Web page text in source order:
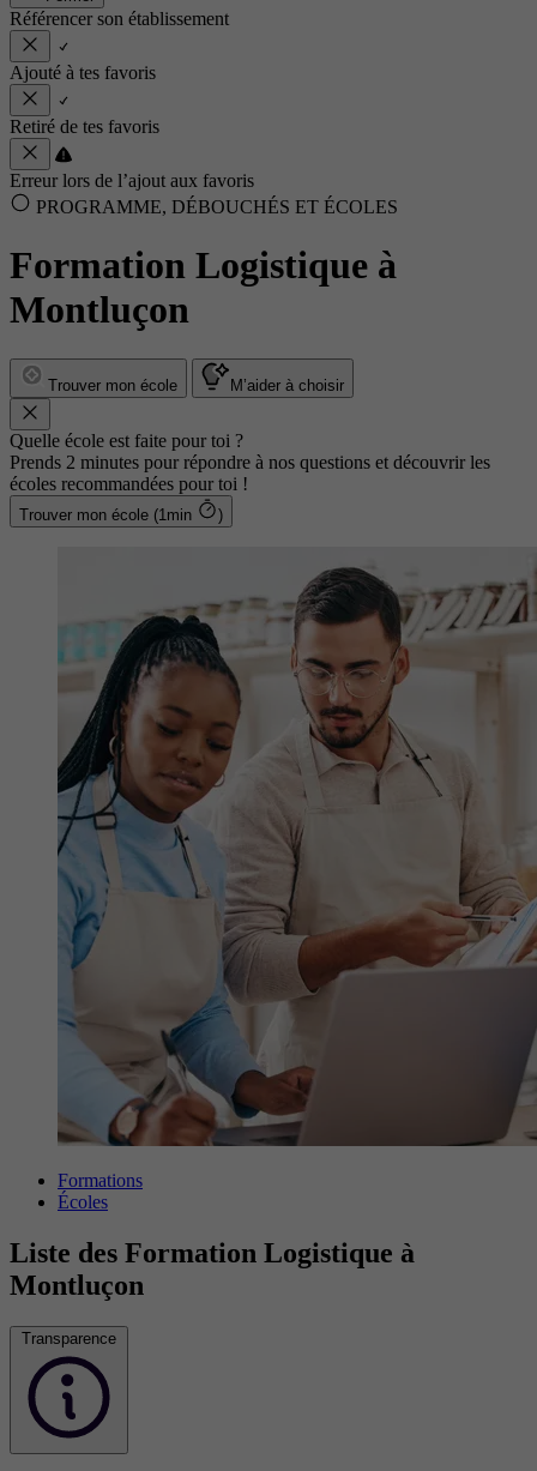
Référencer son établissement
Ajouté à tes favoris
Retiré de tes favoris
Erreur lors de l’ajout aux favoris
PROGRAMME, DÉBOUCHÉS ET ÉCOLES
Formation Logistique à
Montluçon
Trouver mon école M’aider à choisir
Quelle école est faite pour toi ?
Prends 2 minutes pour répondre à nos questions et découvrir les
écoles recommandées pour toi !
Trouver mon école (1min )
Formations
Écoles
Liste des Formation Logistique à
Montluçon
Transparence